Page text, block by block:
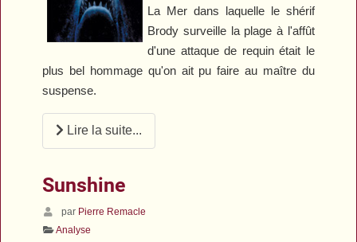
La Merdans laquelle le shérif
Brody surveille la plage à l'affût
d'une attaque de requin était le
plus bel hommage qu'on ait pu faire au maître du
suspense.
Lire la suite...
Sunshine
par Pierre Remacle
Analyse